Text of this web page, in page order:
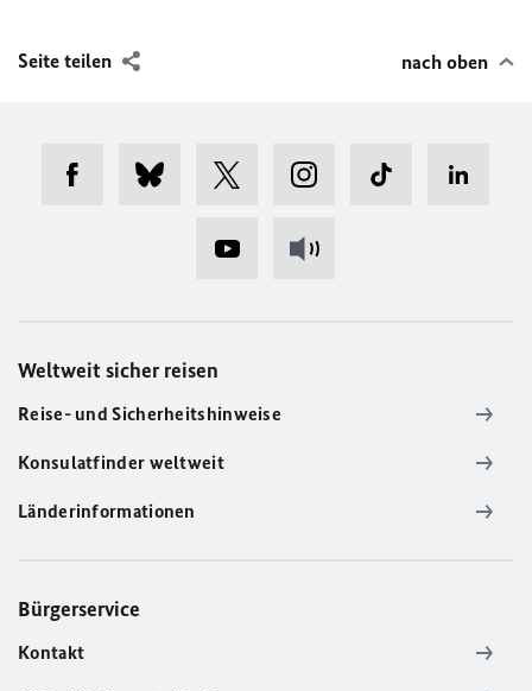
Seite teilen nach oben
Weltweit sicher reisen
Reise- und Sicherheitshinweise
Konsulatfinder weltweit
Länderinformationen
Bürgerservice
Kontakt